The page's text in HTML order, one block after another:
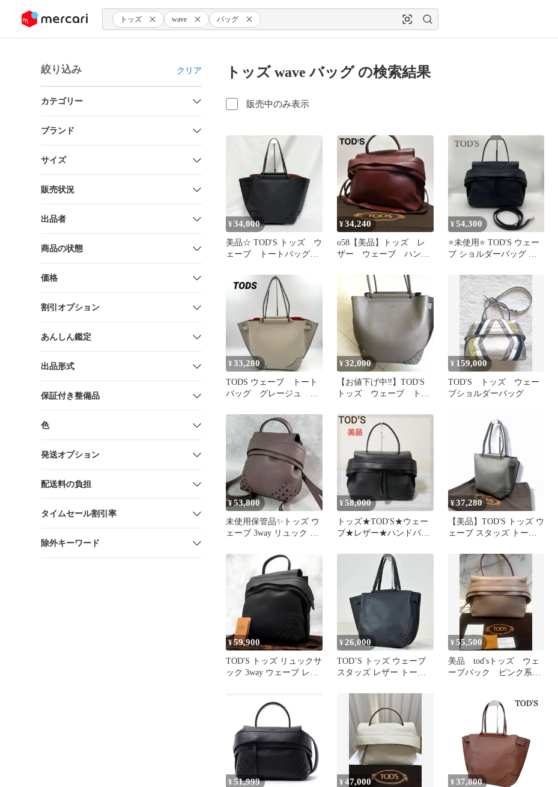
ツにスキップ トッズ wave バッグ
絞り込み クリア
カテゴリー
ブランド
サイズ
販売状況
出品者
商品の状態
価格
割引オプション
あんしん鑑定
出品形式
保証付き整備品
色
発送オプション
配送料の負担
タイムセール割引率
除外キーワード
トッズ wave バッグ の検索結果
販売中のみ表示
¥34,000
美品☆ TOD'S トッズ ウ
ェーブ トートバッグ
¥34,240
o58【美品】トッズ レ
ザー ウェーブ ハンド
¥54,300
⭐️未使用⭐️ TOD'S ウェー
ブ ショルダーバッグ レ
¥33,280
TODS ウェーブ トート
バッグ グレージュ A4
革
¥32,000
【お値下げ中‼️】TOD'S
トッズ ウェーブ トー
¥ 159,000
TOD'S トッズ ウェー
ブショルダーバッグ
¥53,800
未使用保管品✨トッズ ウ
ェーブ 3way リュック バ
¥58,000
トッズ★TOD'S★ウェー
ブ★レザー★ハンドバッ
¥37,280
【美品】TOD'S トッズ ウ
ェーブ スタッズ トート
¥59,900
TOD'S トッズ リュックサ
ック 3way ウェーブ レザ
¥26,000
TOD’S トッズ ウェーブ
スタッズ レザー トート
¥55,500
美品 tod'sトッズ ウェ
ーブバック ピンク系
¥ 51,999 ¥47,000 ¥ 37,800